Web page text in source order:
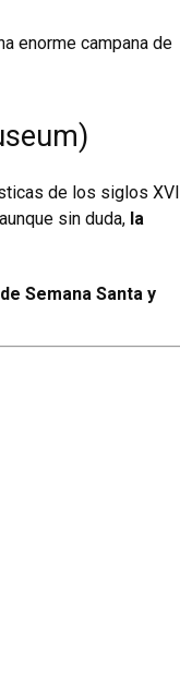
enorme campana de
de los siglos XVI
sin duda, la
Semana Santa y